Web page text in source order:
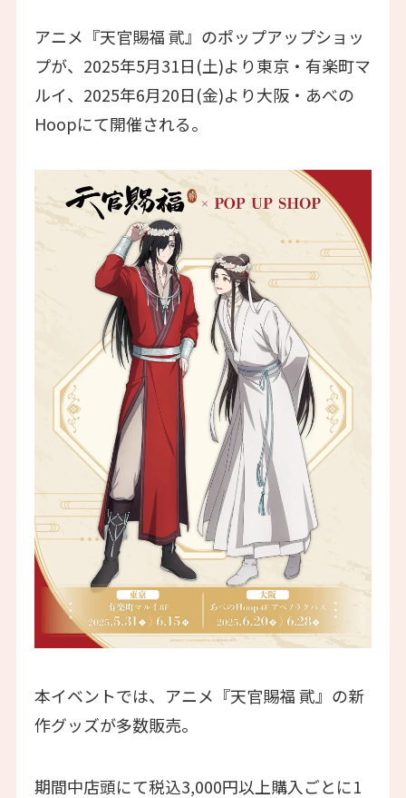
アニメ『天官賜福 貮』のポップアップショッ
プが、2025年5月31日(土)より東京・有楽町マ
ルイ、2025年6月20日(金)より大阪・あべの
Hoopにて開催される。
本イベントでは、アニメ『天官賜福 貮』の新
作グッズが多数販売。
期間中店頭にて税込3,000円以上購入ごとに1